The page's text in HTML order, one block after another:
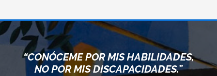
“CONÓCEME POR MIS HABILIDADES,
NO POR MIS DISCAPACIDADES.”